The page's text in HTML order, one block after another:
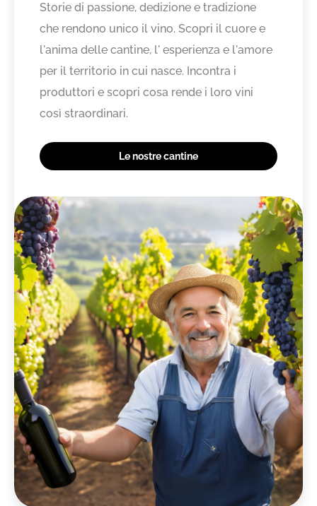
Storie di passione, dedizione e tradizione
che rendono unico il vino. Scopri il cuore e
l'anima delle cantine, l' esperienza e l'amore
per il territorio in cui nasce. Incontra i
produttori e scopri cosa rende i loro vini
così straordinari.
Le nostre cantine